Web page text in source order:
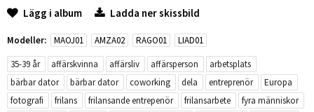
Lägg i album Ladda ner skissbild
Modeller: MAOJ01 AMZA02 RAGO01
LIAD01
35-39 år
affärskvinna affärsliv affärsperson
arbetsplats
bärbar dator
bärbar dator coworking dela entreprenör
Europa
fotografi
frilans frilansande entrepenör frilansarbete
fyra människor